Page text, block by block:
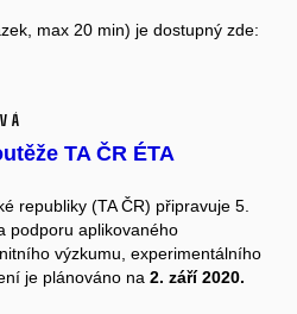
max 20 min) je dostupný zde:
TA ČR ÉTA
republiky (TA ČR) připravuje 5.
podporu aplikovaného
výzkumu, experimentálního
je plánováno na 2. září 2020.